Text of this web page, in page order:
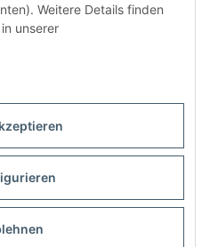
Versand
Weitere Details finden
unserer